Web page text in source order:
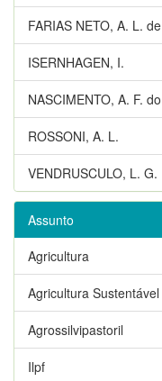
FARIAS NETO, A. L. de
ISERNHAGEN, I.
NASCIMENTO, A. F. do
ROSSONI, A. L.
VENDRUSCULO, L. G.
Assunto
Agricultura
Agricultura Sustentável
Agrossilvipastoril
Ilpf